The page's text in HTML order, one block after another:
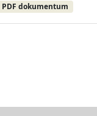
PDF dokumentum